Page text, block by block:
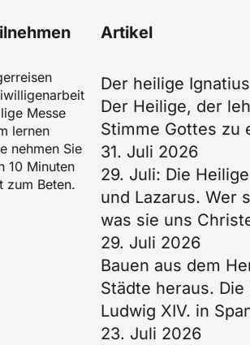
Messe
lernen
nehmen Sie
10 Minuten
zum Beten.
Artikel
Der heilige
Der Heilige, der
Stimme Gottes zu
31. Juli 2026
29. Juli: Die
und Lazarus. Wer
was sie uns
29. Juli 2026
Bauen aus dem
Städte heraus.
Ludwig XIV. in
23. Juli 2026